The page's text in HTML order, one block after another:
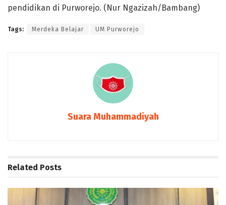
pendidikan di Purworejo. (Nur Ngazizah/Bambang)
Tags: Merdeka Belajar UM Purworejo
Suara Muhammadiyah
Related Posts